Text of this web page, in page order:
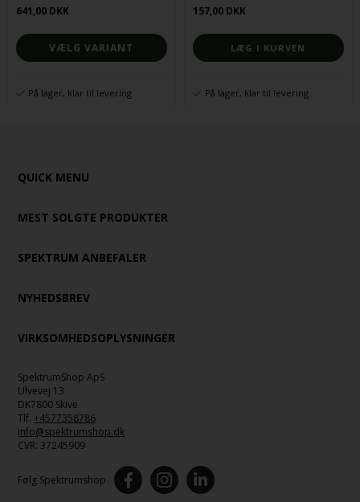
641,00 DKK
VÆLG VARIANT
På lager, klar til levering
157,00 DKK
På lager, klar til levering
QUICK MENU
MEST SOLGTE PRODUKTER
SPEKTRUM ANBEFALER
NYHEDSBREV
VIRKSOMHEDSOPLYSNINGER
SpektrumShop ApS
Ulvevej 13
DK7800 Skive
Tlf. +4577358786
info@spektrumshop.dk
CVR: 37245909
Følg Spektrumshop